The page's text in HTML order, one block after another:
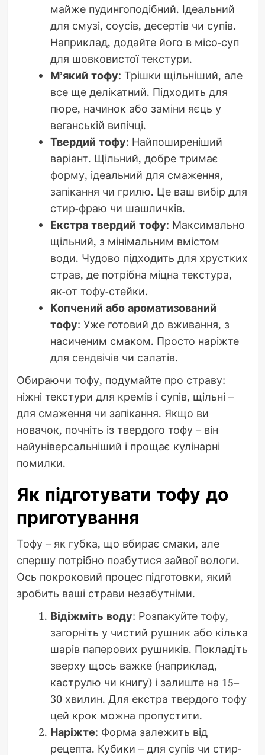
майже пудингоподібний. Ідеальний
для смузі, соусів, десертів чи супів.
Наприклад, додайте його в місо-суп
для шовковистої текстури.
М’який тофу: Трішки щільніший, але
все ще делікатний. Підходить для
пюре, начинок або заміни яєць у
веганській випічці.
Твердий тофу: Найпоширеніший
варіант. Щільний, добре тримає
форму, ідеальний для смаження,
запікання чи грилю. Це ваш вибір для
стир-фраю чи шашличків.
Екстра твердий тофу: Максимально
щільний, з мінімальним вмістом
води. Чудово підходить для хрустких
страв, де потрібна міцна текстура,
як-от тофу-стейки.
Копчений або ароматизований
тофу: Уже готовий до вживання, з
насиченим смаком. Просто наріжте
для сендвічів чи салатів.
Обираючи тофу, подумайте про страву:
ніжні текстури для кремів і супів, щільні –
для смаження чи запікання. Якщо ви
новачок, почніть із твердого тофу – він
найуніверсальніший і прощає кулінарні
помилки.
Як підготувати тофу до
приготування
Тофу – як губка, що вбирає смаки, але
спершу потрібно позбутися зайвої вологи.
Ось покроковий процес підготовки, який
зробить ваші страви незабутніми.
Відіжміть воду: Розпакуйте тофу,
загорніть у чистий рушник або кілька
шарів паперових рушників. Покладіть
зверху щось важке (наприклад,
каструлю чи книгу) і залиште на 15–
30 хвилин. Для екстра твердого тофу
цей крок можна пропустити.
Наріжте: Форма залежить від
рецепта. Кубики – для супів чи стир-